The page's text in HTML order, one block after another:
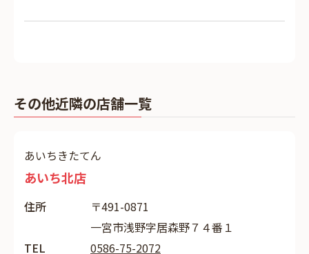
その他近隣の店舗一覧
あいちきたてん
あいち北店
住所
〒491-0871
一宮市浅野字居森野７４番１
TEL
0586-75-2072